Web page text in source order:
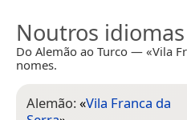
Noutros idiomas
Do Alemão ao Turco — «Vila
nomes.
Alemão:«Vila Franca da